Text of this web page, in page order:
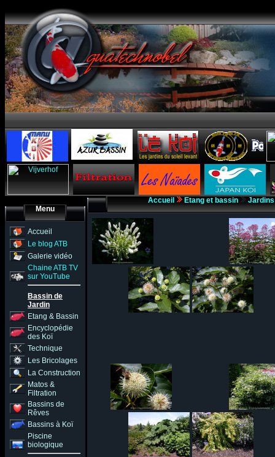
Menu
Accueil
Le blog ATB
Galerie vidéo
Chaine ATB TV
sur YouTube
Bassin de
Jardin
Etang & Bassin
Encyclopédie
des Koï
Technique
Les Bricolages
La Construction
Matos &
Filtration
Bassins de
Rêves
Bassins à Koï
Piscine
biologique
Accueil Etang et bassin